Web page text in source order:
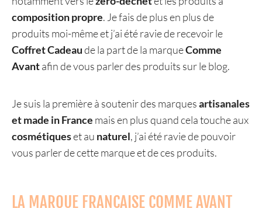
compositionpropre. Je fais de plus en plus de
produits moi-même et j’ai été ravie de recevoir le
Coffret Cadeaude la part de la marqueComme
Avantafin de vous parler des produits sur le blog.
Je suis la première à soutenir des marquesartisanales
et made in France mais en plus quand cela touche aux
cosmétiqueset au naturel, j’ai été ravie de pouvoir
vous parler de cette marque et de ces produits.
LA MARQUE FRANCAISE COMME AVANT